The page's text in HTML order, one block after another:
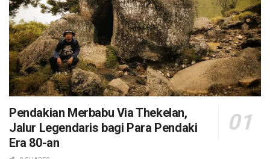
Pendakian Merbabu Via Thekelan,
Jalur Legendaris bagi Para Pendaki
Era 80-an